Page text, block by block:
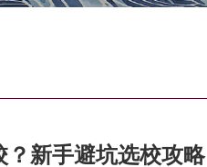
新手避坑选校攻略